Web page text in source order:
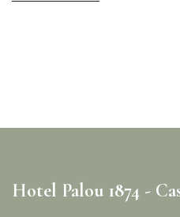
Hotel Palou 1874 -